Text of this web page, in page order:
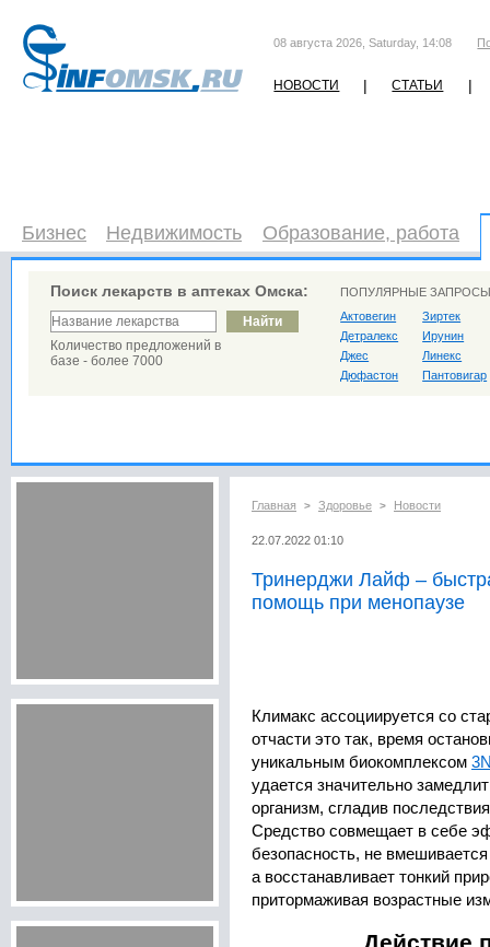
08 августа 2026, Saturday, 14:08
НОВОСТИ | СТАТЬИ |
Бизнес Недвижимость Образование, работа
Поиск лекарств в аптеках Омска:
Количество предложений в
базе - более 7000
ПОПУЛЯРНЫЕ
Актовегин
Детралекс
Джес
Дюфастон
Зиртек
Ирунин
Линекс
Пантовигар
Главная > Здоровье > Новости
22.07.2022 01:10
Тринерджи Лайф –
помощь при менопаузе
Климакс ассоциируется со
отчасти это так, время
уникальным биокомплексом
удается значительно
организм, сгладив
Средство совмещает в себе
безопасность, не
а восстанавливает тонкий
притормаживая возрастные